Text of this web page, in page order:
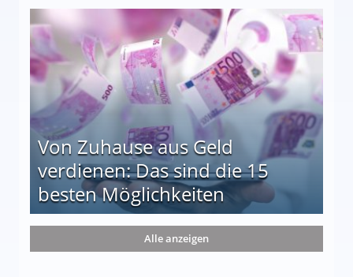
auf einen Blick
Von Zuhause aus Geld
verdienen: Das sind die 15
besten Möglichkeiten
die 15 besten Möglichkeiten
Alle anzeigen